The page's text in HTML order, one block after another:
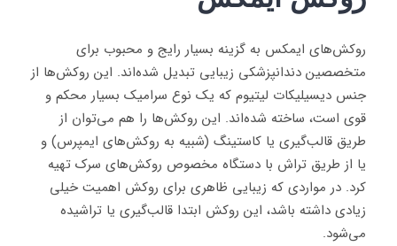
روکش‌های ایمکس به گزینه بسیار رایج و محبوب برای
متخصصین دندانپزشکی زیبایی تبدیل شده‌اند. این روکش‌ها از
جنس دیسیلیکات لیتیوم که یک نوع سرامیک بسیار محکم و
قوی است، ساخته شده‌اند. این روکش‌ها را هم می‌توان از
طریق قالب‌گیری یا کاستینگ (شبیه به روکش‌های ایمپرس) و
یا از طریق تراش با دستگاه مخصوص روکش‌های سرک تهیه
کرد. در مواردی که زیبایی ظاهری برای روکش اهمیت خیلی
زیادی داشته باشد، این روکش ابتدا قالب‌گیری یا تراشیده
می‌شود.